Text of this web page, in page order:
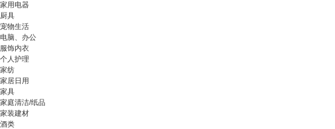
家用电器
厨具
宠物生活
电脑、办公
服饰内衣
个人护理
家纺
家居日用
家具
家庭清洁/纸品
家装建材
酒类